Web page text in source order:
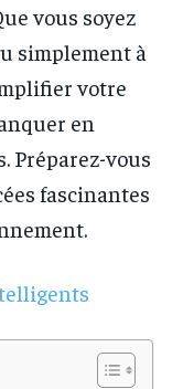
vous soyez
simplement à
votre
en
Préparez-vous
fascinantes